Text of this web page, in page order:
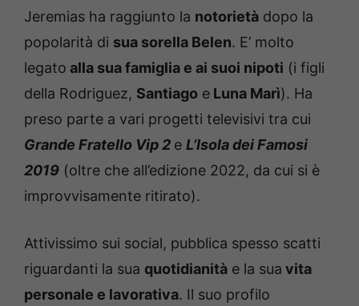
Jeremias ha raggiunto la notorietà dopo la
popolarità di sua sorella Belen. E’ molto
legato alla sua famiglia e ai suoi nipoti (i figli
della Rodriguez, Santiago e Luna Marì). Ha
preso parte a vari progetti televisivi tra cui
Grande Fratello Vip 2 e L’Isola dei Famosi
2019 (oltre che all’edizione 2022, da cui si è
improvvisamente ritirato).
Attivissimo sui social, pubblica spesso scatti
riguardanti la sua quotidianità e la sua vita
personale e lavorativa. Il suo profilo